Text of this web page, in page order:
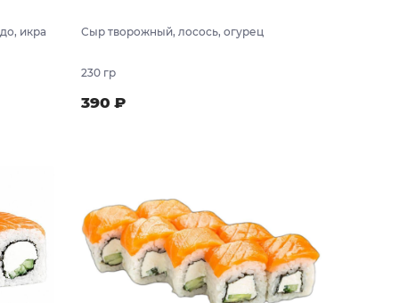
икра Сыр творожный, лосось, огурец
230 гр
390 ₽